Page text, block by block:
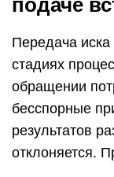
подаче
Передача
стадиях
обращении
бесспорные
результатов
отклоняется.